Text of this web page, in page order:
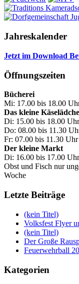
Jahreskalender
Jetzt im Download
Öffnungszeiten
Bücherei
Mi: 17.00 bis 18.00
Das kleine
Di: 15.00 bis 18.00 Uhr
Do: 08.00 bis 11.30
Fr: 07.00 bis 11.30 Uhr
Der kleine Markt
Di: 16.00 bis 17.00 Uhr
Obst und Fisch nur
Woche
Letzte Beiträge
(kein Titel)
Volksfest Flyer
(kein Titel)
Der Große
Feuerwehrball
Kategorien